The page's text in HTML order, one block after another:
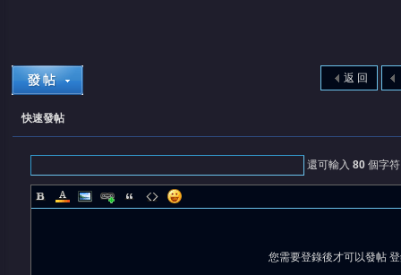
返 回
快速發帖
還可輸入 80個字符
您需要登錄後才可以發帖